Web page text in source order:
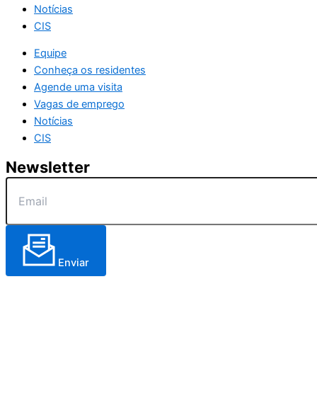
Notícias
CIS
Equipe
Conheça os residentes
Agende uma visita
Vagas de emprego
Notícias
CIS
Newsletter
Enviar